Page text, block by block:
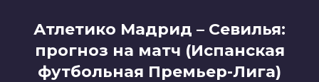
Атлетико Мадрид – Севилья:
прогноз на матч (Испанская
футбольная Премьер-Лига)